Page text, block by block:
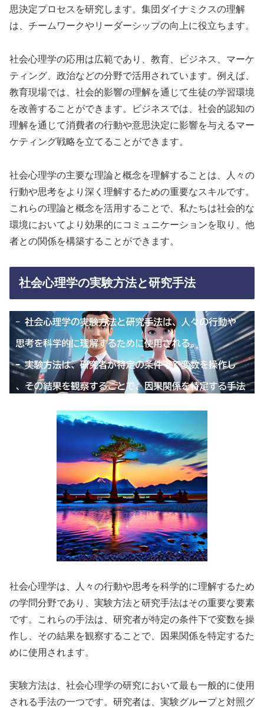
思決定プロセスを研究します。集団ダイナミクスの理解
は、チームワークやリーダーシップの向上に役立ちます。
社会心理学の応用は広範であり、教育、ビジネス、マーケ
ティング、政治などの分野で活用されています。例えば、
教育現場では、社会的影響の理解を通じて生徒の学習環境
を改善することができます。ビジネスでは、社会的認知の
理解を通じて消費者の行動や意思決定に影響を与えるマー
ケティング戦略を立てることができます。
社会心理学の主要な理論と概念を理解することは、人々の
行動や思考をより深く理解するための重要なスキルです。
これらの理論と概念を活用することで、私たちは社会的な
環境においてより効果的にコミュニケーションを取り、他
者との関係を構築することができます。
社会心理学の実験方法と研究手法
社会心理学は、人々の行動や思考を科学的に理解するため
の学問分野であり、実験方法と研究手法はその重要な要素
です。これらの手法は、研究者が特定の条件下で変数を操
作し、その結果を観察することで、因果関係を特定するた
めに使用されます。
実験方法は、社会心理学の研究において最も一般的に使用
される手法の一つです。研究者は、実験グループと対照グ